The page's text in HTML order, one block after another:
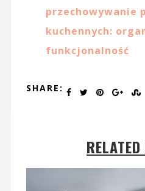
przechowywanie
kuchennych:
funkcjonalność
SHARE: